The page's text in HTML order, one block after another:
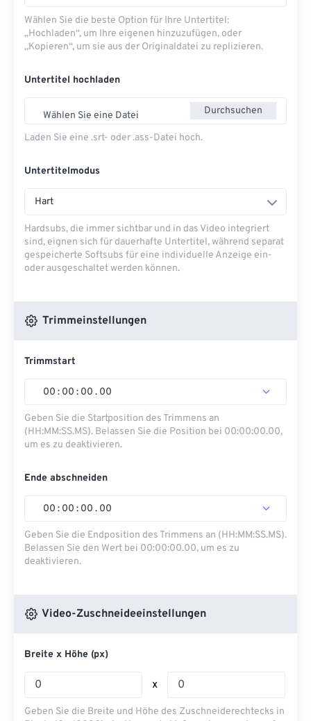
Wählen Sie die beste Option für Ihre Untertitel:
„Hochladen“, um Ihre eigenen hinzuzufügen, oder
„Kopieren“, um sie aus der Originaldatei zu replizieren.
Untertitel hochladen
Wählen Sie eine Datei Durchsuchen
Laden Sie eine .srt- oder .ass-Datei hoch.
Untertitelmodus
Hart
Hardsubs, die immer sichtbar und in das Video integriert
sind, eignen sich für dauerhafte Untertitel, während separat
gespeicherte Softsubs für eine individuelle Anzeige ein-
oder ausgeschaltet werden können.
Trimmeinstellungen
Trimmstart
00 : 00 : 00 . 00
Geben Sie die Startposition des Trimmens an
(HH:MM:SS.MS). Belassen Sie die Position bei 00:00:00.00,
um es zu deaktivieren.
Ende abschneiden
00 : 00 : 00 . 00
Geben Sie die Endposition des Trimmens an (HH:MM:SS.MS).
Belassen Sie den Wert bei 00:00:00.00, um es zu
deaktivieren.
Video-Zuschneideeinstellungen
Breite x Höhe (px)
x
Geben Sie die Breite und Höhe des Zuschneiderechtecks ​​in